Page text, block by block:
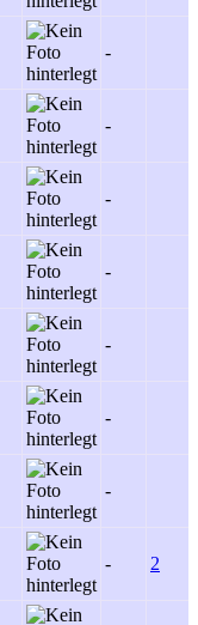
-
-
-
-
-
-
-
- 2